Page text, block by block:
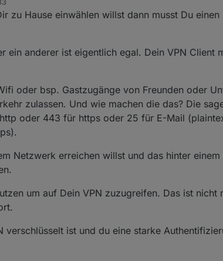
zu Hause einwählen willst dann musst Du
ein anderer ist eigentlich egal. Dein VPN Client
oder bsp. Gastzugänge von Freunden oder
zulassen. Und wie machen die das? Die
oder 443 für https oder 25 für E-Mail
Netzwerk erreichen willst und das hinter
um auf Dein VPN zuzugreifen. Das ist
verschlüsselt ist und du eine starke